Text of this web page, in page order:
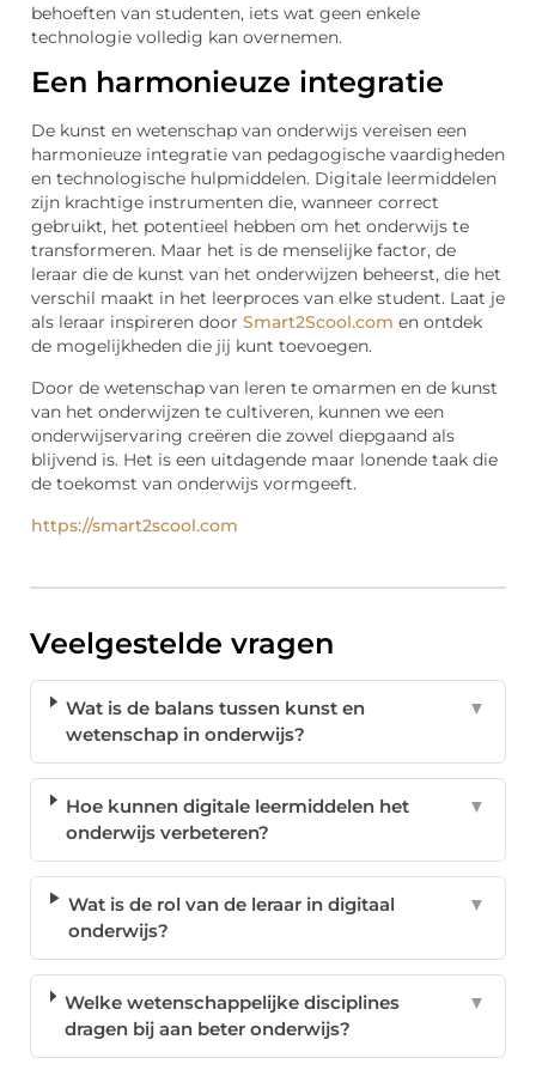
behoeften van studenten, iets wat geen enkele
technologie volledig kan overnemen.
Een harmonieuze integratie
De kunst en wetenschap van onderwijs vereisen een
harmonieuze integratie van pedagogische vaardigheden
en technologische hulpmiddelen. Digitale leermiddelen
zijn krachtige instrumenten die, wanneer correct
gebruikt, het potentieel hebben om het onderwijs te
transformeren. Maar het is de menselijke factor, de
leraar die de kunst van het onderwijzen beheerst, die het
verschil maakt in het leerproces van elke student. Laat je
als leraar inspireren door Smart2Scool.com en ontdek
de mogelijkheden die jij kunt toevoegen.
Door de wetenschap van leren te omarmen en de kunst
van het onderwijzen te cultiveren, kunnen we een
onderwijservaring creëren die zowel diepgaand als
blijvend is. Het is een uitdagende maar lonende taak die
de toekomst van onderwijs vormgeeft.
https://smart2scool.com
Veelgestelde vragen
Wat is de balans tussen kunst en
wetenschap in onderwijs?
▼
Hoe kunnen digitale leermiddelen het
onderwijs verbeteren?
▼
Wat is de rol van de leraar in digitaal
onderwijs?
▼
Welke wetenschappelijke disciplines
dragen bij aan beter onderwijs?
▼